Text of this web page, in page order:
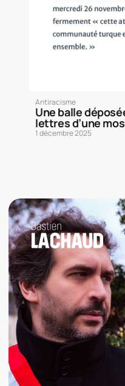
Antiracisme
Une balle
lettres d’une
1 décembre 2025